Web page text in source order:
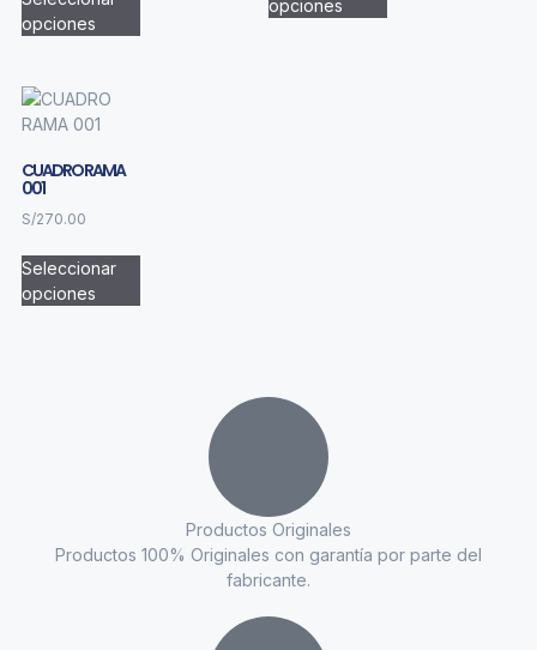
opciones
opciones
CUADRO RAMA
001
S/270.00
Seleccionar
opciones
Productos Originales
Productos 100% Originales con garantía por parte del
fabricante.